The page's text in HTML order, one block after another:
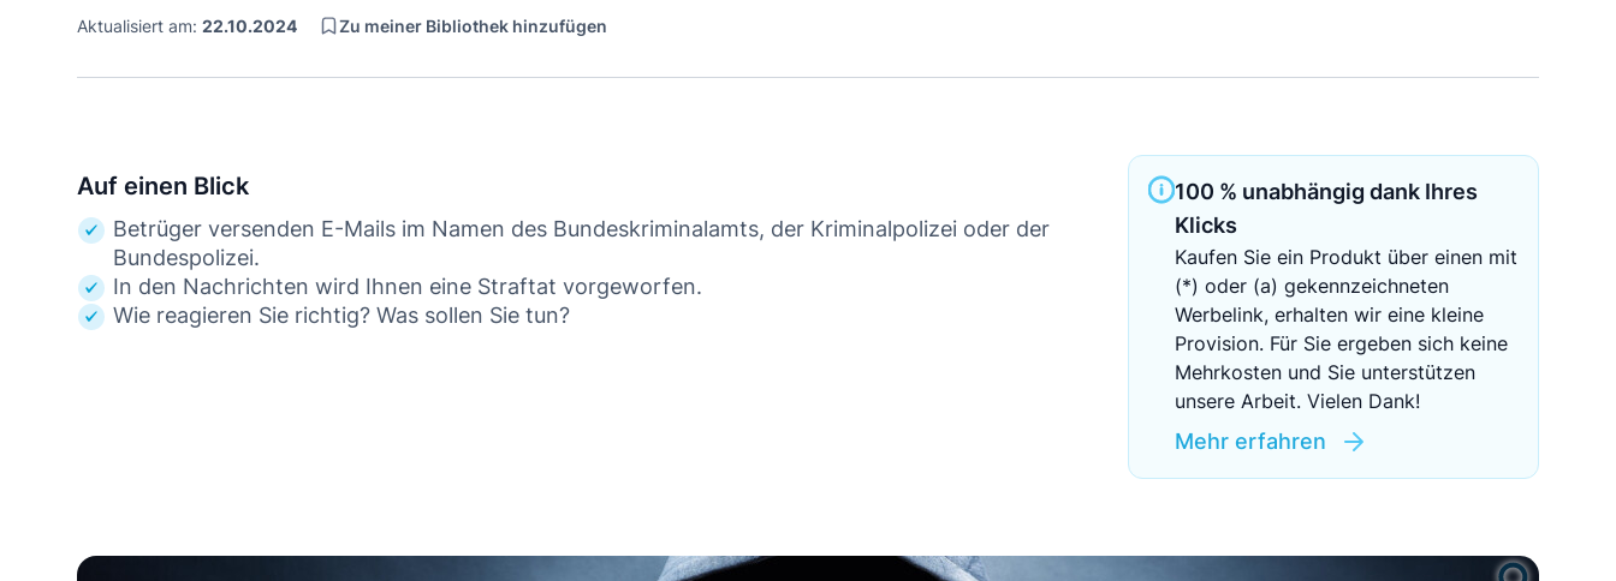
EZB-Leitzins
Aktualisiert am: 22.10.2024 Zu meiner Bibliothek hinzufügen
Auf einen Blick
Betrüger versenden E-Mails im Namen des Bundeskriminalamts, der Kriminalpolizei oder der
Bundespolizei.
In den Nachrichten wird Ihnen eine Straftat vorgeworfen.
Wie reagieren Sie richtig? Was sollen Sie tun?
100 % unabhängig dank Ihres
Klicks
Kaufen Sie ein Produkt über einen mit
(*) oder (a) gekennzeichneten
Werbelink, erhalten wir eine kleine
Provision. Für Sie ergeben sich keine
Mehrkosten und Sie unterstützen
unsere Arbeit. Vielen Dank!
Mehr erfahren